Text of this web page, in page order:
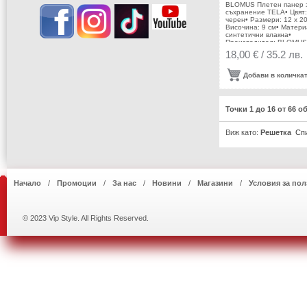
BLOMUS Плетен панер
съхранение TELA• Цвят:
черен• Размери: 12 х
Височина: 9 см•
синтетични влакна•
Производител:
Германия DESIGN:
Design Team
18,00 € / 35.2 лв.
Добави в
Точки 1 до 16 от 66
Виж като: Решетка
Начало Промоции За нас Новини Магазини Условия за
© 2023 Vip Style. All Rights Reserved.